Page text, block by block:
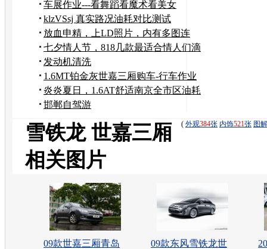
车展作业---看舞蹈看魔术看美女
klzVSsj 真实路况油耗对比测试
放血申精，上LD照片，内有多图连
载！
七夕情人节，818几款最适合情人们滴
靓车~~
发动机清洗
1.6MT铂金灰世嘉三厢购车-行车作业
炎炎夏日，1.6AT舒适南京全市区油耗
邯郸自驾游
( 外观384张 内饰521张 图解
雪铁龙 世嘉三厢
相关图片
09款世嘉三厢青岛
09款东风雪铁龙世